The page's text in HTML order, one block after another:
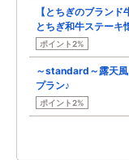
【とちぎのブラン
とちぎ和牛ステーキ
ポイント2%
～standard～露天
プラン♪
ポイント2%